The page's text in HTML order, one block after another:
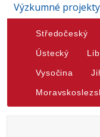
Výzkumné projekty
Středočeský
Ústecký
Vysočina